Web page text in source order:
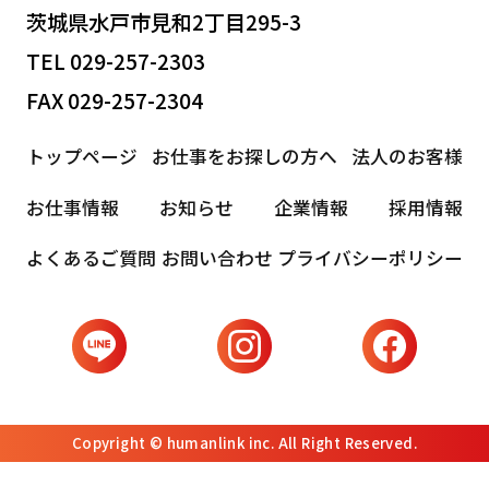
茨城県水戸市見和2丁目295-3
TEL 029-257-2303
FAX 029-257-2304
トップページ お仕事をお探しの方へ
法人のお客様
お仕事情報
お知らせ 企業情報
採用情報
よくあるご質問 お問い合わせ プライバシーポリシー
Copyright © humanlink inc. All Right Reserved.